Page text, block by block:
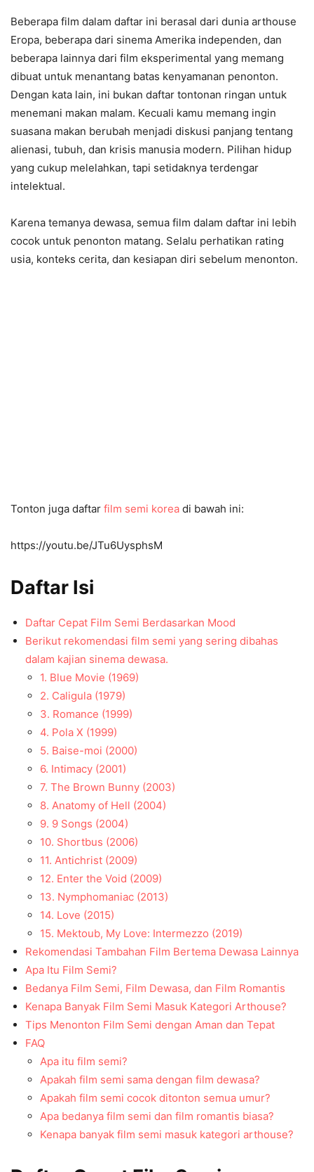
Beberapa film dalam daftar ini berasal dari dunia arthouse
Eropa, beberapa dari sinema Amerika independen, dan
beberapa lainnya dari film eksperimental yang memang
dibuat untuk menantang batas kenyamanan penonton.
Dengan kata lain, ini bukan daftar tontonan ringan untuk
menemani makan malam. Kecuali kamu memang ingin
suasana makan berubah menjadi diskusi panjang tentang
alienasi, tubuh, dan krisis manusia modern. Pilihan hidup
yang cukup melelahkan, tapi setidaknya terdengar
intelektual.
Karena temanya dewasa, semua film dalam daftar ini lebih
cocok untuk penonton matang. Selalu perhatikan rating
usia, konteks cerita, dan kesiapan diri sebelum menonton.
Tonton juga daftar film semi korea di bawah ini:
https://youtu.be/JTu6UysphsM
Daftar Isi
Daftar Cepat Film Semi Berdasarkan Mood
Berikut rekomendasi film semi yang sering dibahas
dalam kajian sinema dewasa.
1. Blue Movie (1969)
2. Caligula (1979)
3. Romance (1999)
4. Pola X (1999)
5. Baise-moi (2000)
6. Intimacy (2001)
7. The Brown Bunny (2003)
8. Anatomy of Hell (2004)
9. 9 Songs (2004)
10. Shortbus (2006)
11. Antichrist (2009)
12. Enter the Void (2009)
13. Nymphomaniac (2013)
14. Love (2015)
15. Mektoub, My Love: Intermezzo (2019)
Rekomendasi Tambahan Film Bertema Dewasa Lainnya
Apa Itu Film Semi?
Bedanya Film Semi, Film Dewasa, dan Film Romantis
Kenapa Banyak Film Semi Masuk Kategori Arthouse?
Tips Menonton Film Semi dengan Aman dan Tepat
FAQ
Apa itu film semi?
Apakah film semi sama dengan film dewasa?
Apakah film semi cocok ditonton semua umur?
Apa bedanya film semi dan film romantis biasa?
Kenapa banyak film semi masuk kategori arthouse?